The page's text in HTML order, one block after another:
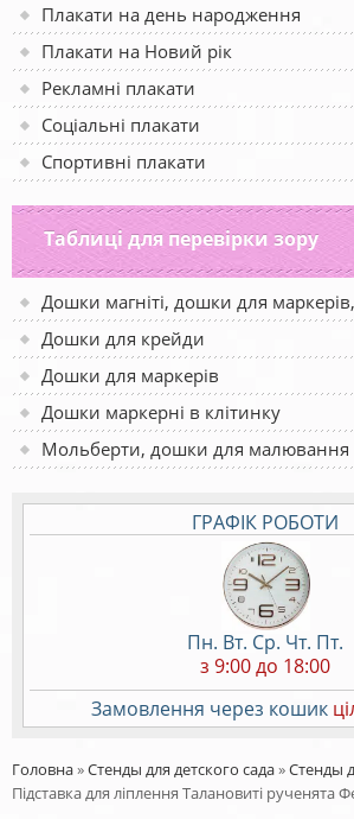
Плакати на день народження
Плакати на Новий рік
Рекламні плакати
Соціальні плакати
Спортивні плакати
Таблиці для перевірки зору
Дошки магніті, дошки для
Дошки для крейди
Дошки для маркерів
Дошки маркерні в клітинку
Мольберти, дошки для малювання
ГРАФІК РОБОТИ
Пн. Вт. Ср. Чт. Пт.
з 9:00 до 18:00
Замовлення через кошик
Головна»Стенды для детского сада»Стенды
Підставка для ліплення Талановиті рученята